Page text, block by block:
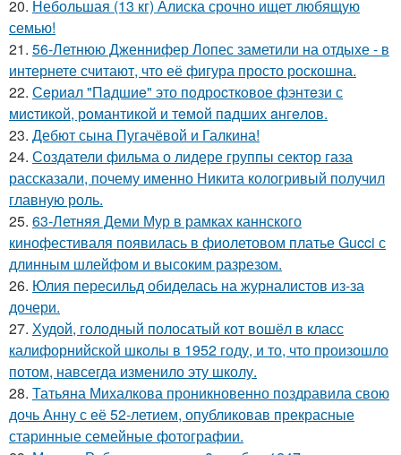
20. Небольшая (13 кг) Алиска срочно ищет любящую
семью!
21. 56-Летнюю Дженнифер Лопес заметили на отдыхе - в
интернете считают, что её фигура просто роскошна.
22. Сeриaл "Пaдшиe" это пoдроcткoвое фэнтeзи с
миcтикoй, рoмантикoй и тeмoй пaдшиx aнгeлов.
23. Дебют сына Пугачёвой и Галкина!
24. Создатели фильма о лидере группы сектор газа
рассказали, почему именно Никита кологривый получил
главную роль.
25. 63-Летняя Деми Мур в рамках каннского
кинофестиваля появилась в фиолетовом платье Gucci с
длинным шлейфом и высоким разрезом.
26. Юлия пересильд обиделась на журналистов из-за
дочери.
27. Худой, голодный полосатый кот вошёл в класс
калифорнийской школы в 1952 году, и то, что произошло
потом, навсегда изменило эту школу.
28. Татьяна Михалкова проникновенно поздравила свою
дочь Анну с её 52-летием, опубликовав прекрасные
старинные семейные фотографии.